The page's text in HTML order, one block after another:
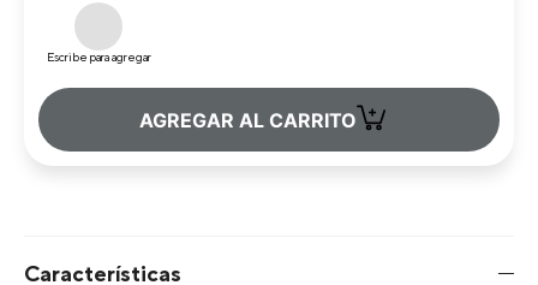
Escribe para agregar
AGREGAR AL CARRITO +
Características